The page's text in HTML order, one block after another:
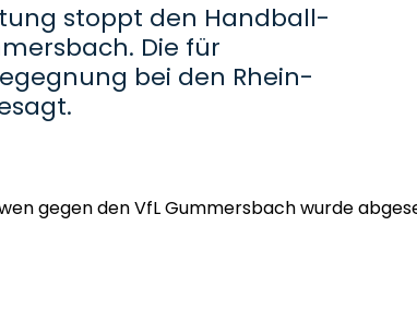
stoppt den Handball-
Die für
bei den Rhein-